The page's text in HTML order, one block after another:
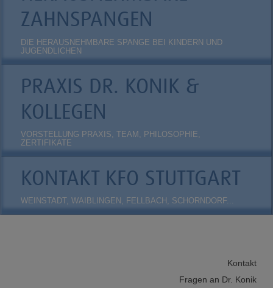
ZAHNSPANGEN
DIE HERAUSNEHMBARE SPANGE BEI KINDERN UND
JUGENDLICHEN
PRAXIS DR. KONIK &
KOLLEGEN
VORSTELLUNG PRAXIS, TEAM, PHILOSOPHIE,
ZERTIFIKATE
KONTAKT KFO STUTTGART
WEINSTADT, WAIBLINGEN, FELLBACH, SCHORNDORF...
Kontakt
Fragen an Dr. Konik